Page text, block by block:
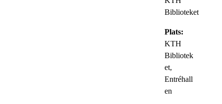
Biblioteket
Plats:
KTH
Bibliotek
et,
Entréhall
en